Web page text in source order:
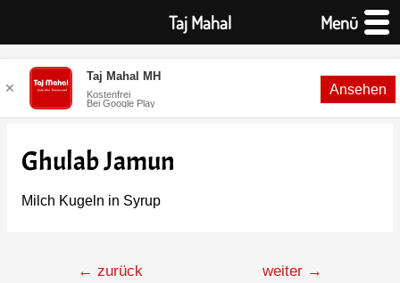
Ghulab Jamun
Milch Kugeln in Syrup
← zurück weiter →
Taj Mahal Menü
✕
Taj Mahal MH
Kostenfrei
Bei Google Play
Ansehen